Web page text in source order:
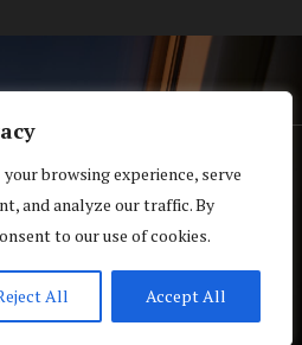
browsing experience, serve
and analyze our traffic. By
to our use of cookies.
All Accept All
Alex, Nerea, Turbo y
privacidad y cookies
Top